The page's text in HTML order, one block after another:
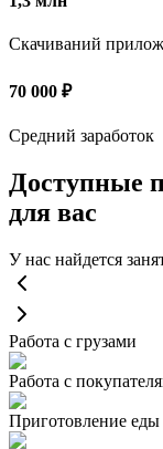
Скачиваний
70 000 ₽
Средний заработок
Доступные
для вас
У нас найдется
Работа с грузами
Работа с
Приготовление еды